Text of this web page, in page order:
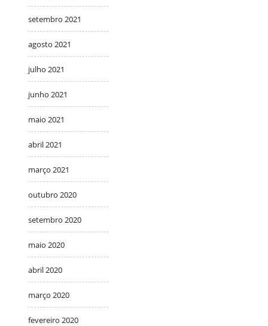
setembro 2021
agosto 2021
julho 2021
junho 2021
maio 2021
abril 2021
março 2021
outubro 2020
setembro 2020
maio 2020
abril 2020
março 2020
fevereiro 2020